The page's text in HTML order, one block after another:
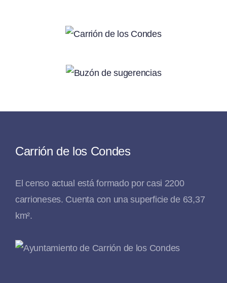
Carrión de los Condes
El censo actual está formado por casi 2200
carrioneses. Cuenta con una superficie de 63,37
km².